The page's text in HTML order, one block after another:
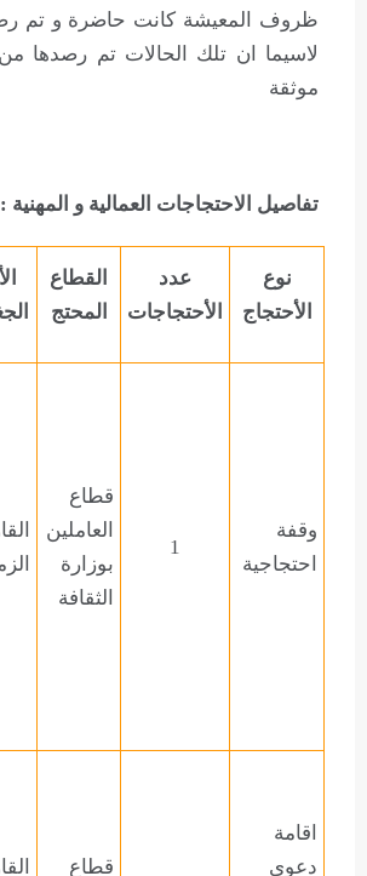
ظروف المعيشة كانت حاضرة و تم
لاسيما ان تلك الحالات تم رصدها
موثقة
تفاصيل الاحتجاجات العمالية و المهنية :
نوع
الأحتجاج
عدد
الأحتجاجات
القطاع
المحتج
وقفة
احتجاجية
1
قطاع
العاملين
بوزارة
الثقافة
اقامة
دعوى
قطاع